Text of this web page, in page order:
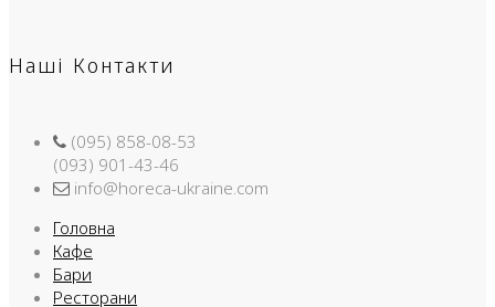
Наші Контакти
(095) 858-08-53
(093) 901-43-46
info@horeca-ukraine.com
Головна
Кафе
Бари
Ресторани